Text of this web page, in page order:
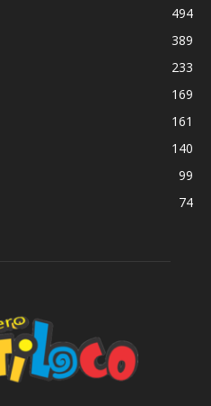
494
389
233
169
161
140
99
74